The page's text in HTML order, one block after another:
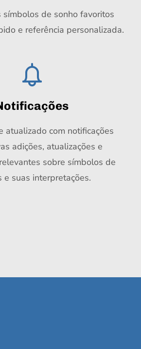
símbolos de sonho favoritos
e referência personalizada.
atualizado com notificações
adições, atualizações e
sobre símbolos de
e suas interpretações.